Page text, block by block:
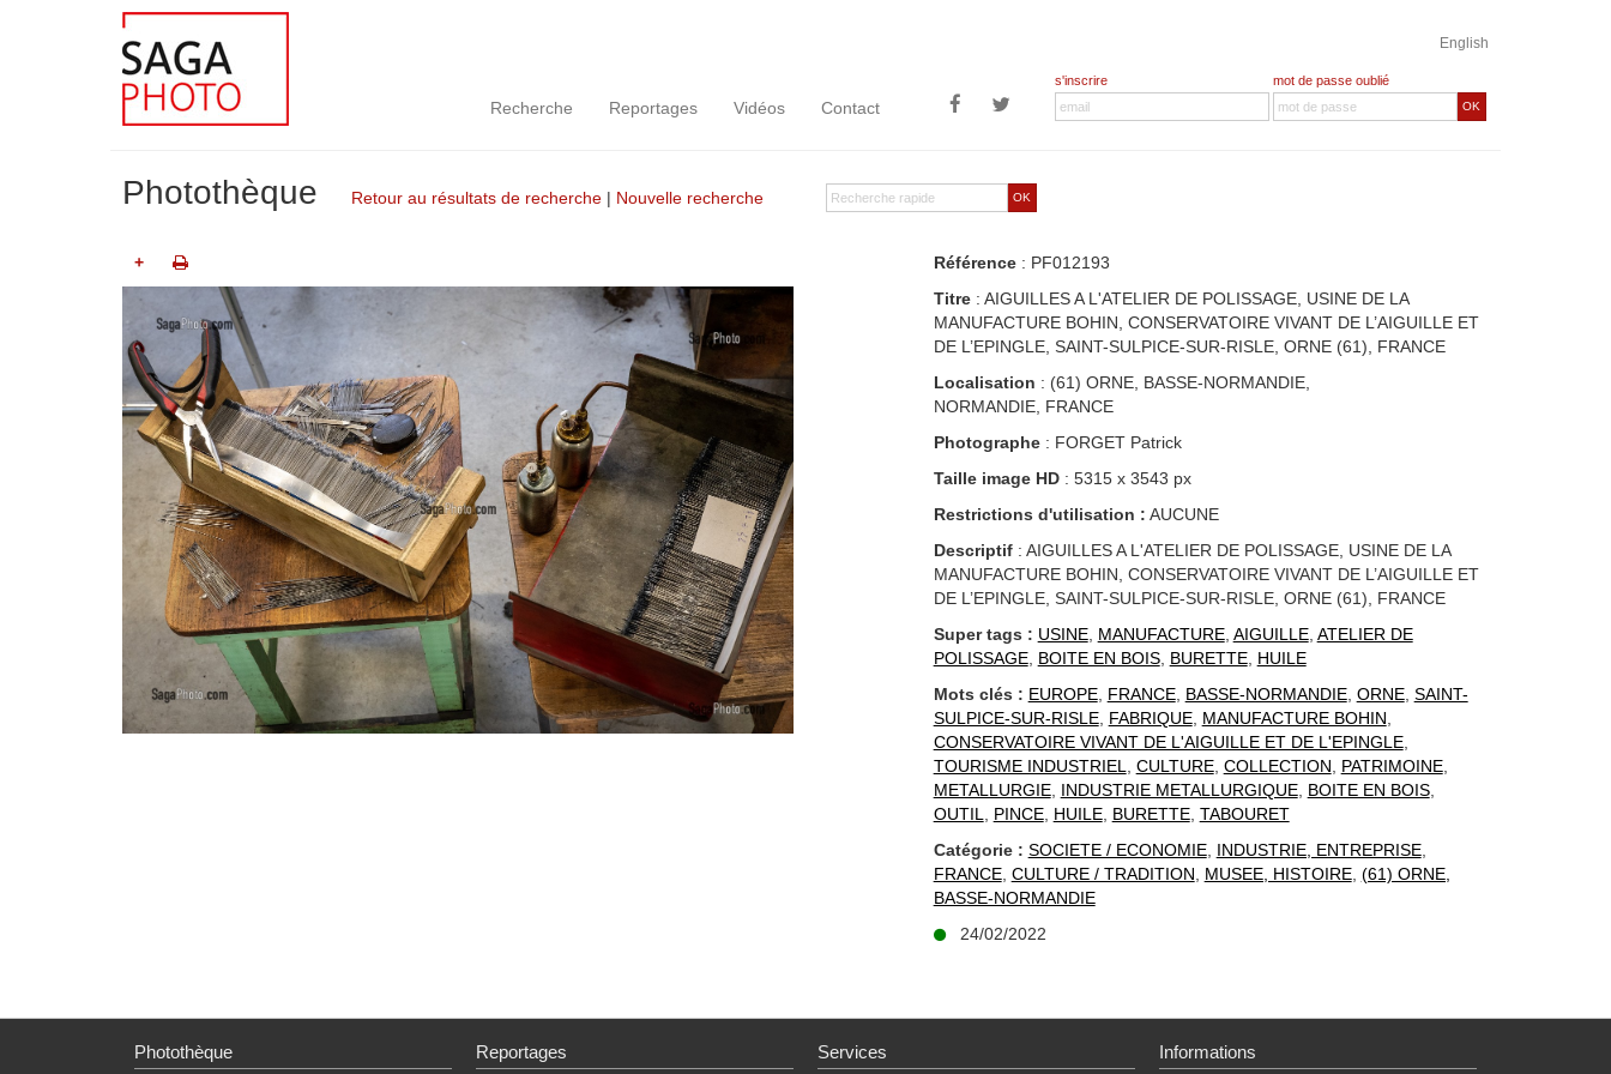
English
Recherche Reportages Vidéos Contact
s'inscrire mot de passe oublié
OK
OK
Photothèque Retour au résultats de recherche | Nouvelle recherche
+ Référence: PF012193
Titre: AIGUILLES A L'ATELIER DE POLISSAGE, USINE DE LA
MANUFACTURE BOHIN, CONSERVATOIRE VIVANT DE L’AIGUILLE ET
DE L’EPINGLE, SAINT-SULPICE-SUR-RISLE, ORNE (61), FRANCE
Localisation : (61) ORNE, BASSE-NORMANDIE,
NORMANDIE, FRANCE
Photographe: FORGET Patrick
Taille image HD: 5315 x 3543 px
Restrictions d'utilisation : AUCUNE
Descriptif: AIGUILLES A L'ATELIER DE POLISSAGE, USINE DE LA
MANUFACTURE BOHIN, CONSERVATOIRE VIVANT DE L’AIGUILLE ET
DE L’EPINGLE, SAINT-SULPICE-SUR-RISLE, ORNE (61), FRANCE
Super tags : USINE, MANUFACTURE, AIGUILLE, ATELIER DE
POLISSAGE, BOITE EN BOIS, BURETTE, HUILE
Mots clés : EUROPE, FRANCE, BASSE-NORMANDIE, ORNE, SAINT-
SULPICE-SUR-RISLE, FABRIQUE, MANUFACTURE BOHIN
CONSERVATOIRE VIVANT DE L'AIGUILLE ET DE L'EPINGLE,
TOURISME INDUSTRIEL
CULTURE, COLLECTION PATRIMOINE,
METALLURGIE, INDUSTRIE METALLURGIQUE, BOITE EN BOIS,
OUTIL
PINCE, HUILE, BURETTE, TABOURET
Catégorie : SOCIETE / ECONOMIE, INDUSTRIE, ENTREPRISE,
FRANCE, CULTURE / TRADITION MUSEE, HISTOIRE, (61) ORNE,
BASSE-NORMANDIE
24/02/2022
Photothèque Reportages Services Informations